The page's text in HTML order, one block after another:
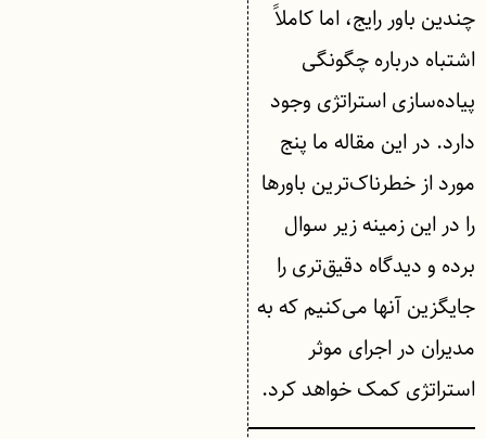
چندین باور رایج، اما کاملاً
اشتباه درباره چگونگی
پیاده‌سازی استراتژی وجود
دارد. در این مقاله ما پنج
مورد از خطرناک‌ترین باور‌ها
را در این زمینه زیر سوال
برده و دیدگاه دقیق‌تری را
جایگزین آنها می‌کنیم که به
مدیران در اجرای موثر
استراتژی کمک خواهد کرد.